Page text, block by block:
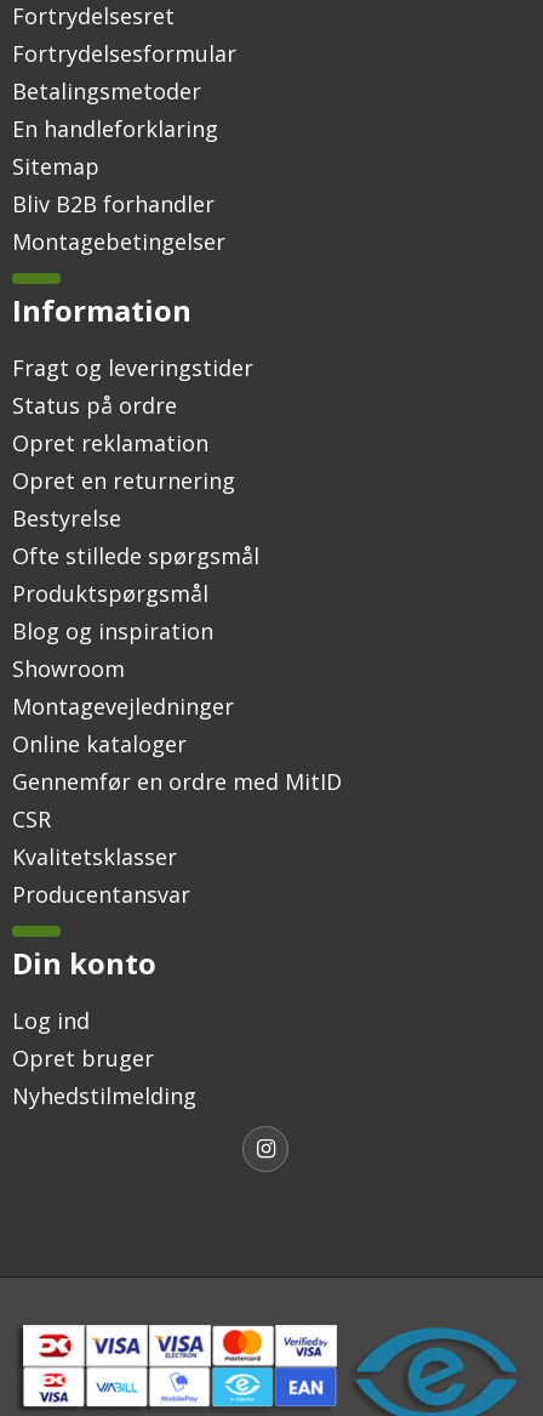
Fortrydelsesret
Fortrydelsesformular
Betalingsmetoder
En handleforklaring
Sitemap
Bliv B2B forhandler
Montagebetingelser
Information
Fragt og leveringstider
Status på ordre
Opret reklamation
Opret en returnering
Bestyrelse
Ofte stillede spørgsmål
Produktspørgsmål
Blog og inspiration
Showroom
Montagevejledninger
Online kataloger
Gennemfør en ordre med MitID
CSR
Kvalitetsklasser
Producentansvar
Din konto
Log ind
Opret bruger
Nyhedstilmelding